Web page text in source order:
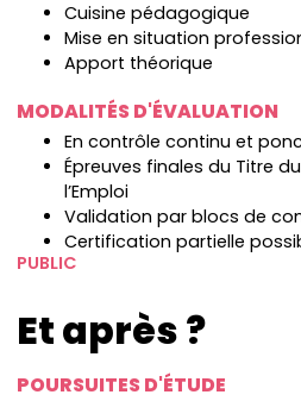
Cuisine pédagogique
Mise en situation
Apport théorique
MODALITÉS D'ÉVALUATION
En contrôle continu et
Épreuves finales du Titre
l’Emploi
Validation par blocs de
Certification partielle
PUBLIC
Et après ?
POURSUITES D'ÉTUDE